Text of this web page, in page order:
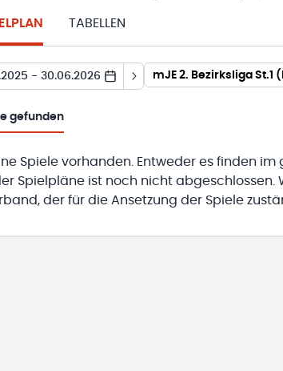
TABELLEN
- 30.06.2026 mJE 2. Bezirksliga
gefunden
Spiele vorhanden. Entweder es finden
Spielpläne ist noch nicht abgeschlossen.
der für die Ansetzung der Spiele